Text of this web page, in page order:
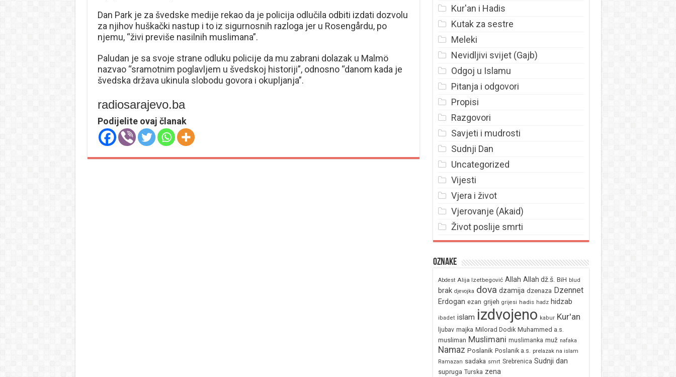
Dan Park je za švedske medije rekao da je policija odlučila odbiti izdati dozvolu
za njihov huškački nastup i to iz sigurnosnih razloga jer u Rosengårdu, po
njemu, “živi previše nasilnih muslimana”.
Paludan je sa svoje strane odluku policije da mu zabrani dolazak u Malmö
nazvao “sramotnim poglavljem u švedskoj historiji”, odnosno “danom kada je
švedska država ukinula slobodu govora i okupljanja”.
radiosarajevo.ba
Podijelite ovaj članak
Kur'an i Hadis
Kutak za sestre
Meleki
Nevidljivi svijet (Gajb)
Odgoj u Islamu
Pitanja i odgovori
Propisi
Razgovori
Savjeti i mudrosti
Sudnji Dan
Uncategorized
Vijesti
Vjera i život
Vjerovanje (Akaid)
Život poslije smrti
Oznake
Abdest Alija Izetbegović Allah Allah dž.š. BiH blud
brak djevojka dova dzamija dzenaza Dzennet
Erdogan ezan grijeh grijesi hadis hadz hidzab
ibadet islam izdvojeno kabur Kur'an
ljubav majka Milorad Dodik Muhammed a.s.
musliman Muslimani muslimanka muž nafaka
Namaz Poslanik Poslanik a.s. prelazak na islam
Ramazan sadaka smrt Srebrenica Sudnji dan
supruga Turska zena